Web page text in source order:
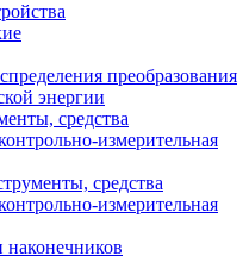
преобразования
энергии
средства
измерительная
средства
измерительная
наконечников